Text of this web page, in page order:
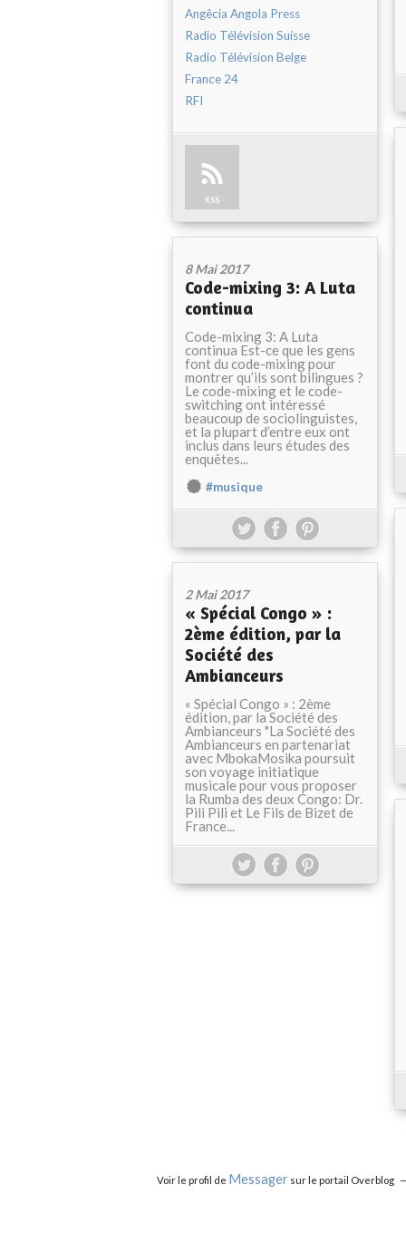
Angêcia Angola Press
Radio Télévision Suisse
Radio Télévision Belge
France 24
RFI
RSS
8 Mai 2017
Code-mixing 3: A Luta
continua
Code-mixing 3: A Luta
continua Est-ce que les gens
font du code-mixing pour
montrer qu’ils sont bilingues ?
Le code-mixing et le code-
switching ont intéressé
beaucoup de sociolinguistes,
et la plupart d’entre eux ont
inclus dans leurs études des
enquêtes...
#musique
2 Mai 2017
« Spécial Congo » :
2ème édition, par la
Société des
Ambianceurs
« Spécial Congo » : 2ème
édition, par la Société des
Ambianceurs "La Société des
Ambianceurs en partenariat
avec MbokaMosika poursuit
son voyage initiatique
musicale pour vous proposer
la Rumba des deux Congo: Dr.
Pili Pili et Le Fils de Bizet de
France...
Voir le profil de Messager sur le portail Overblog